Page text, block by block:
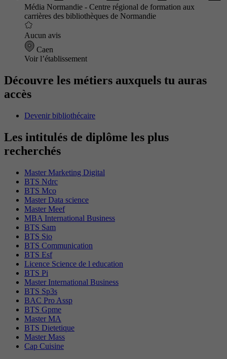
Média Normandie - Centre régional de formation aux
carrières des bibliothèques de Normandie
Aucun avis
Caen
Voir l’établissement
Découvre les métiers auxquels tu auras
accès
Devenir bibliothécaire
Les intitulés de diplôme les plus
recherchés
Master Marketing Digital
BTS Ndrc
BTS Mco
Master Data science
Master Meef
MBA International Business
BTS Sam
BTS Sio
BTS Communication
BTS Esf
Licence Science de l education
BTS Pi
Master International Business
BTS Sp3s
BAC Pro Assp
BTS Gpme
Master MA
BTS Dietetique
Master Mass
Cap Cuisine